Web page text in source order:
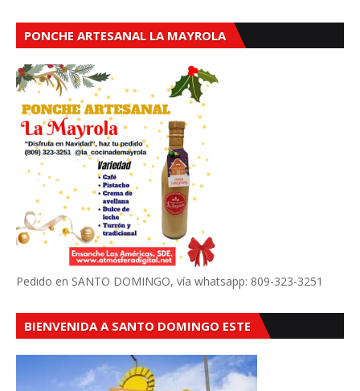
PONCHE ARTESANAL LA MAYROLA
Pedido en SANTO DOMINGO, vía whatsapp: 809-323-3251
BIENVENIDA A SANTO DOMINGO ESTE